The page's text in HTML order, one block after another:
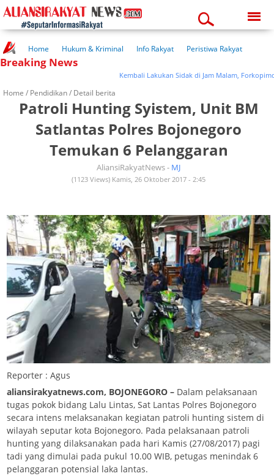
08:53:11 pm
Home Hukum & Kriminal Info Rakyat
Peristiwa Rakyat
Kuliner Rakyat
Wisata Rakyat
Breaking News
Kembali Lakukan Sidak di Jam Malam, Forkopimda
Home / Pendidikan/ Detail berita
Patroli Hunting Syistem, Unit BM
Satlantas Polres Bojonegoro
Temukan 6 Pelanggaran
AliansiRakyatNews - MJ
(1123 Views) Kamis, 26 Oktober 2017 - 2:45
Reporter : Agus
aliansirakyatnews.com, BOJONEGORO – Dalam pelaksanaan
tugas pokok bidang Lalu Lintas, Sat Lantas Polres Bojonegoro
secara intens melaksanakan kegiatan patroli hunting sistem di
wilayah seputar kota Bojonegoro. Pada pelaksanaan patroli
hunting yang dilaksanakan pada hari Kamis (27/08/2017) pagi
tadi yang dimulai pada pukul 10.00 WIB, petugas menindak 6
pelanggaran potensial laka lantas.